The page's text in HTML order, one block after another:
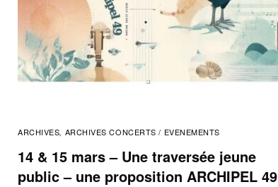
ARCHIVES, ARCHIVES CONCERTS / EVENEMENTS
14 & 15 mars – Une traversée jeune
public – une proposition ARCHIPEL 49